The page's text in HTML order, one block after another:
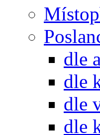
dle
dle
dle
dle